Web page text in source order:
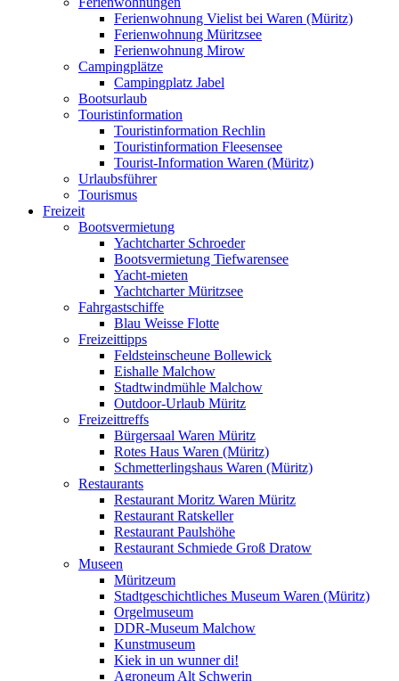
Ferienwohnung Vielist bei Waren (Müritz)
Ferienwohnung Müritzsee
Ferienwohnung Mirow
Campingplätze
Campingplatz Jabel
Bootsurlaub
Touristinformation
Touristinformation Rechlin
Touristinformation Fleesensee
Tourist-Information Waren (Müritz)
Urlaubsführer
Tourismus
Freizeit
Bootsvermietung
Yachtcharter Schroeder
Bootsvermietung Tiefwarensee
Yacht-mieten
Yachtcharter Müritzsee
Fahrgastschiffe
Blau Weisse Flotte
Freizeittipps
Feldsteinscheune Bollewick
Eishalle Malchow
Stadtwindmühle Malchow
Outdoor-Urlaub Müritz
Freizeittreffs
Bürgersaal Waren Müritz
Rotes Haus Waren (Müritz)
Schmetterlingshaus Waren (Müritz)
Restaurants
Restaurant Moritz Waren Müritz
Restaurant Ratskeller
Restaurant Paulshöhe
Restaurant Schmiede Groß Dratow
Museen
Müritzeum
Stadtgeschichtliches Museum Waren (Müritz)
Orgelmuseum
DDR-Museum Malchow
Kunstmuseum
Kiek in un wunner di!
Agroneum Alt Schwerin